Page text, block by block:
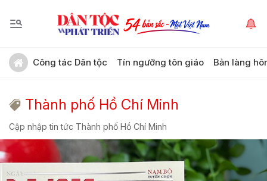
Công tác Dân tộc Tín ngưỡng tôn giáo Bản làng
Thành phố Hồ Chí Minh
Cập nhập tin tức Thành phố Hồ Chí Minh